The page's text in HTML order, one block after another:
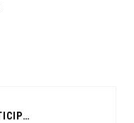
ENTORNO VERDE PARTICIPÓ EN FESTIVAL DE LA MARIPOSA MONARCA EN CHIPINQUE